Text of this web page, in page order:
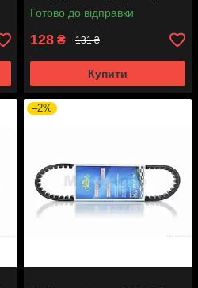
такт AF24 вкручується M16
AT-7074
Готово до відправки
128 ₴ 131 ₴
Купити
–2%